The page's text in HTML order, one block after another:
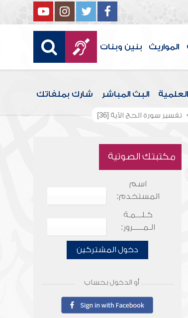
المواريث بنين وبنات
البث المباشر شارك بملفاتك
تفسير سورة الحج الآية [36]
مكتبتك الصوتية
اسم
المستخدم:
كـلـــمـة
الـمـــــرور:
دخول المشتركين
أو الدخول بحساب